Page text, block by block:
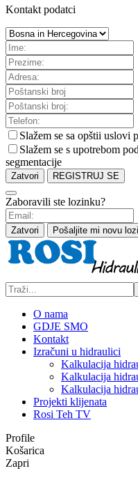
Kontakt podatci
Slažem se sa opštii uslovi
Slažem se s upotrebom
segmentacije
Zatvori REGISTRUJ SE
Zaboravili ste lozinku?
Zatvori Pošaljite mi novu
O nama
GDJE SMO
Kontakt
Izračuni u hidraulici
Kalkulacija
Kalkulacija
Kalkulacija
Projekti klijenata
Rosi Teh TV
Profile
Košarica
Zapri